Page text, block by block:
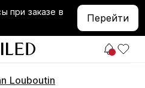
при заказе в
Перейти
Louboutin